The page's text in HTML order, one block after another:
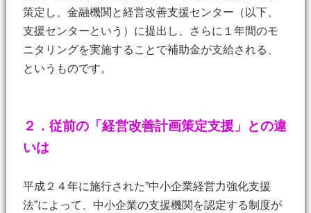
策定し、金融機関と経営改善支援センター（以下、
支援センターという）に提出し、さらに１年間のモ
ニタリングを実施することで補助金が支給される、
というものです。
２．従前の「経営改善計画策定支援」との違
いは
平成２４年に施行された”中小企業経営力強化支援
法”によって、中小企業の支援機関を認定する制度が